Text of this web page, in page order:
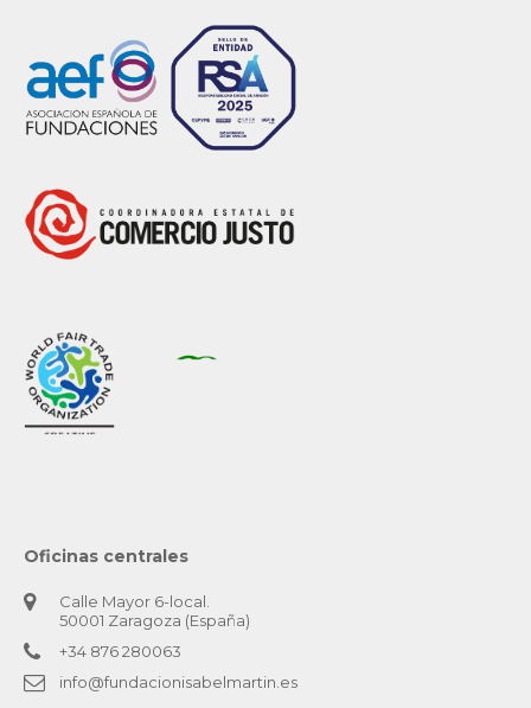
Oficinas centrales
Calle Mayor 6-local.
50001 Zaragoza (España)
+34 876 280063
info@fundacionisabelmartin.es